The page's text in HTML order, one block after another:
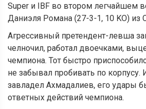
Super и IBF во втором легчайшем
Даниэля Романа (27-3-1, 10 KO) из
Агрессивный претендент-левша
челночил, работал двоечками,
чемпиона. Тот быстро
не забывал пробивать по корпусу.
завладел Ахмадалиев, его удары
ответных действий чемпиона.